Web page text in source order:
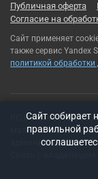
Публичная оферта
Согласие на
Сайт применяет
также сервис Yandex
политикой
RC-Russia 2013-
материалов с
администрации
Cайт собирает
правильной